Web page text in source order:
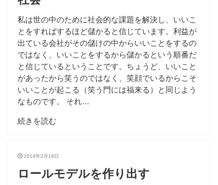
私は世の中のために社会的な課題を解決し、いいこ
とをすればするほど儲かると信じています。利益が
出ている会社がその儲けの中からいいことをするの
ではなく、いいことをするから儲かるという順番だ
と信じているということです。ちょうど、いいこと
があったから笑うのではなく、笑顔でいるからこそ
いいことが起こる（笑う門には福来る）と同じよう
なものです。 それ…
続きを読む
2019年2月19日
ロールモデルを作り出す